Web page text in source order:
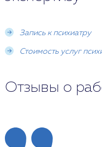
Запись к психиатру
Стоимость услуг
Отзывы о